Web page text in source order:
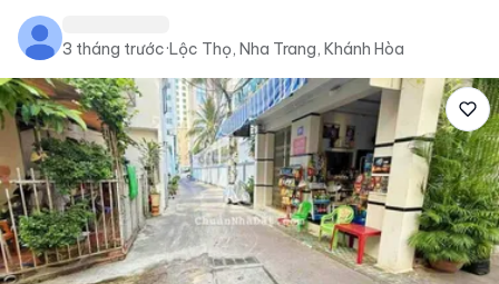
3 tháng trước·Lộc Thọ, Nha Trang, Khánh Hòa